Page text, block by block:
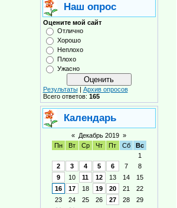
Наш опрос
Оцените мой сайт
Отлично
Хорошо
Неплохо
Плохо
Ужасно
Результаты| Архив опросов
Всего ответов: 165
Календарь
« Декабрь 2019 »
Пн
Вт Ср Чт Пт Сб
Вс
1
2
3 4 5 6 7
8
9
10 11 12 13 14
15
16
17 18 19 20 21
22
23
24 25 26 27 28
29